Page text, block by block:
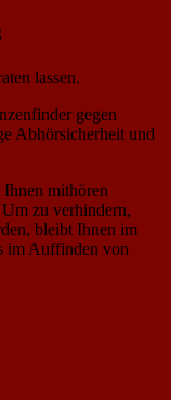
lassen.
gegen
Abhörsicherheit und
Ihnen mithören
zu verhindern,
bleibt Ihnen im
im Auffinden von